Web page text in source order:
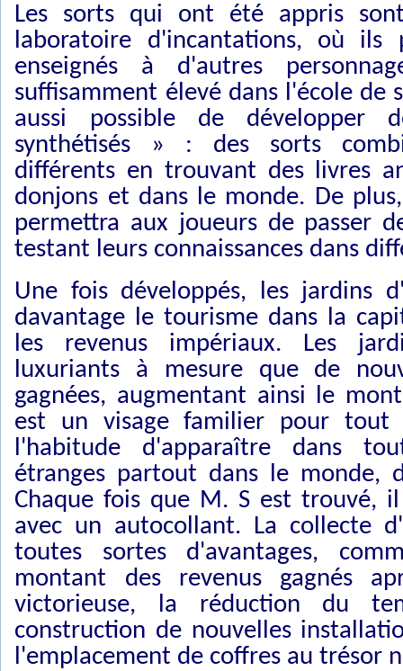
Les sorts qui ont été appris
laboratoire d'incantations, où ils
enseignés à d'autres
suffisamment élevé dans l'école de
aussi possible de développer
synthétisés » : des sorts
différents en trouvant des livres
donjons et dans le monde. De
permettra aux joueurs de passer
testant leurs connaissances dans
Une fois développés, les jardins
davantage le tourisme dans la
les revenus impériaux. Les
luxuriants à mesure que de
gagnées, augmentant ainsi le
est un visage familier pour
l'habitude d'apparaître dans
étranges partout dans le monde,
Chaque fois que M. S est trouvé,
avec un autocollant. La collecte
toutes sortes d'avantages,
montant des revenus gagnés
victorieuse, la réduction du
construction de nouvelles
l'emplacement de coffres au trésor